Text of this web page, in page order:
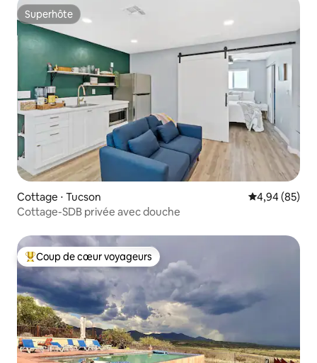
Superhôte
Superhôte
Cottage ⋅ Tucson Évaluation
4,94 (85)
Cottage-SDB privée avec douche
Coups de cœur voyageurs les plus appréciés
Coup de cœur voyageurs